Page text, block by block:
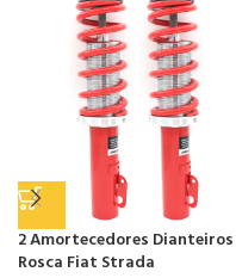
2 Amortecedores
Rosca Fiat Strada